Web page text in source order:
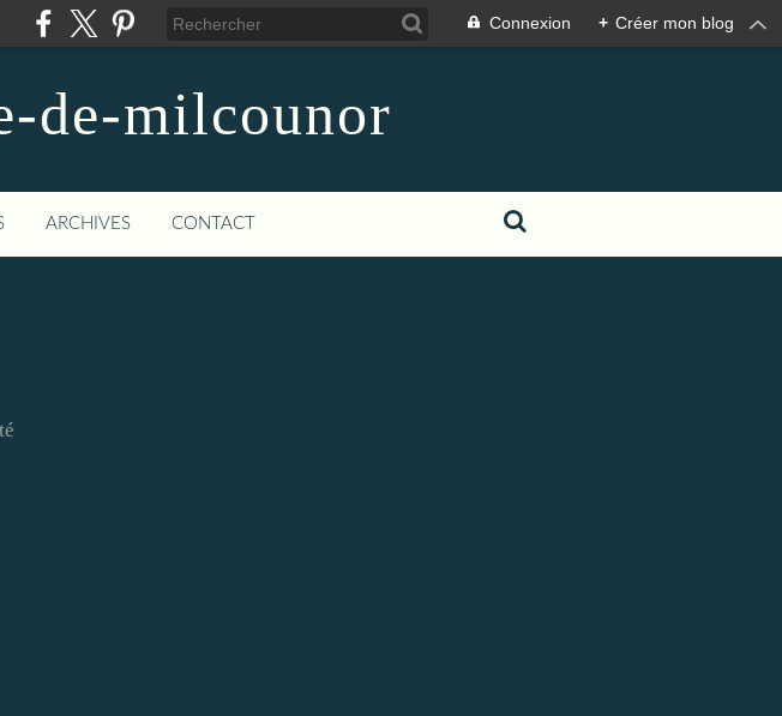
Connexion + Créer mon blog
de-milcounor
ARCHIVES CONTACT